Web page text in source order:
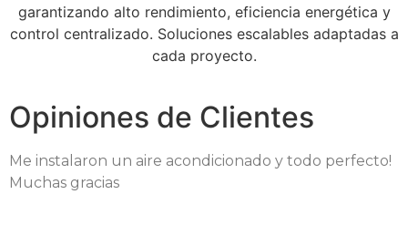
garantizando alto rendimiento, eficiencia energética y
control centralizado. Soluciones escalables adaptadas a
cada proyecto.
Opiniones de Clientes
Me instalaron un aire acondicionado y todo perfecto!
Muchas gracias